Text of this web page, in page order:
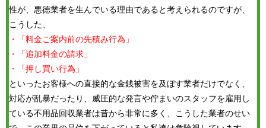
性が、悪徳業者を生んでいる理由であると考えられるのですが、
こうした、
・「料金ご案内前の先積み行為」
・「追加料金の請求」
・「押し買い行為」
といったお客様への直接的な金銭被害を及ぼす業者だけでなく、
対応が乱暴だったり、威圧的な発言や佇まいのスタッフを雇用し
ている不用品回収業者は昔から非常に多く、こうした業者のせい